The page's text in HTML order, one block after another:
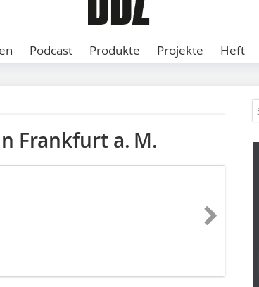
Podcast Produkte Projekte Heft
Frankfurt a. M.